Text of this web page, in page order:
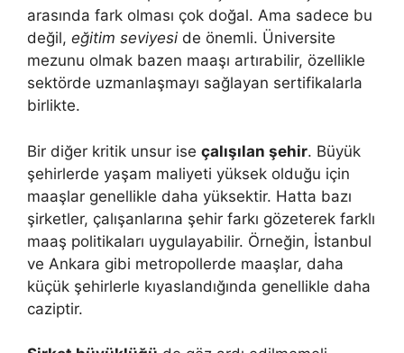
arasında fark olması çok doğal. Ama sadece bu
değil, eğitim seviyesi de önemli. Üniversite
mezunu olmak bazen maaşı artırabilir, özellikle
sektörde uzmanlaşmayı sağlayan sertifikalarla
birlikte.
Bir diğer kritik unsur ise çalışılan şehir. Büyük
şehirlerde yaşam maliyeti yüksek olduğu için
maaşlar genellikle daha yüksektir. Hatta bazı
şirketler, çalışanlarına şehir farkı gözeterek farklı
maaş politikaları uygulayabilir. Örneğin, İstanbul
ve Ankara gibi metropollerde maaşlar, daha
küçük şehirlerle kıyaslandığında genellikle daha
caziptir.